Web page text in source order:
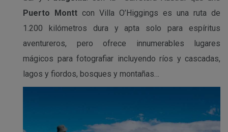
Puerto Montt con Villa O’Higgings es una ruta de
1.200 kilómetros dura y apta solo para espíritus
aventureros, pero ofrece innumerables lugares
mágicos para fotografiar incluyendo ríos y cascadas,
lagos y fiordos, bosques y montañas…